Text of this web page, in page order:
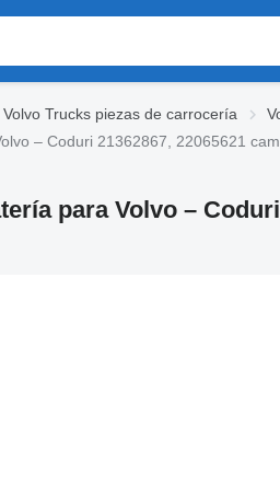
Volvo Trucks piezas de carrocería
– Coduri 21362867, 22065621
para Volvo – Coduri